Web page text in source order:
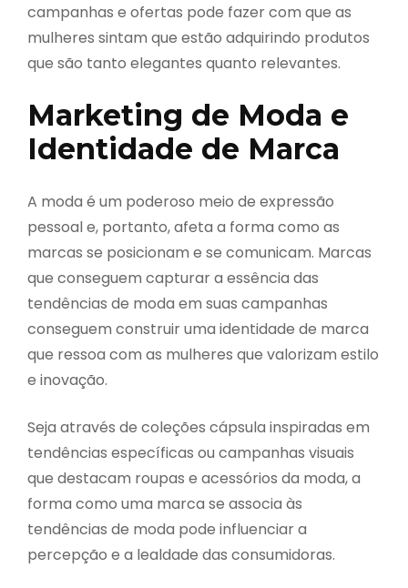
campanhas e ofertas pode fazer com que as
mulheres sintam que estão adquirindo produtos
que são tanto elegantes quanto relevantes.
Marketing de Moda e
Identidade de Marca
A moda é um poderoso meio de expressão
pessoal e, portanto, afeta a forma como as
marcas se posicionam e se comunicam. Marcas
que conseguem capturar a essência das
tendências de moda em suas campanhas
conseguem construir uma identidade de marca
que ressoa com as mulheres que valorizam estilo
e inovação.
Seja através de coleções cápsula inspiradas em
tendências específicas ou campanhas visuais
que destacam roupas e acessórios da moda, a
forma como uma marca se associa às
tendências de moda pode influenciar a
percepção e a lealdade das consumidoras.